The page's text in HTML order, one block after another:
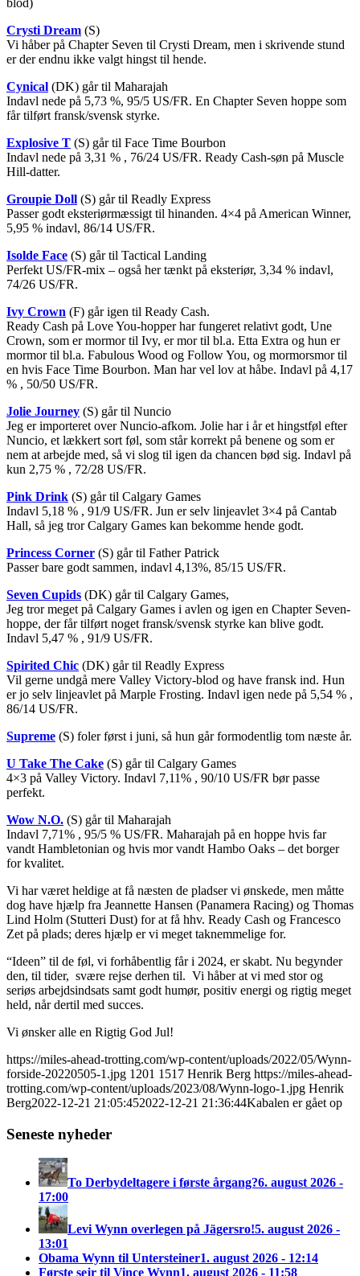
Crysti Dream (S)
Vi håber på Chapter Seven til Crysti Dream, men i skrivende stund
er der endnu ikke valgt hingst til hende.
Cynical (DK) går til Maharajah
Indavl nede på 5,73 %, 95/5 US/FR. En Chapter Seven hoppe som
får tilført fransk/svensk styrke.
Explosive T (S) går til Face Time Bourbon
Indavl nede på 3,31 % , 76/24 US/FR. Ready Cash-søn på Muscle
Hill-datter.
Groupie Doll (S) går til Readly Express
Passer godt eksteriørmæssigt til hinanden. 4×4 på American Winner,
5,95 % indavl, 86/14 US/FR.
Isolde Face (S) går til Tactical Landing
Perfekt US/FR-mix – også her tænkt på eksteriør, 3,34 % indavl,
74/26 US/FR.
Ivy Crown (F) går igen til Ready Cash.
Ready Cash på Love You-hopper har fungeret relativt godt, Une
Crown, som er mormor til Ivy, er mor til bl.a. Etta Extra og hun er
mormor til bl.a. Fabulous Wood og Follow You, og mormorsmor til
en hvis Face Time Bourbon. Man har vel lov at håbe. Indavl på 4,17
% , 50/50 US/FR.
Jolie Journey (S) går til Nuncio
Jeg er importeret over Nuncio-afkom. Jolie har i år et hingstføl efter
Nuncio, et lækkert sort føl, som står korrekt på benene og som er
nem at arbejde med, så vi slog til igen da chancen bød sig. Indavl på
kun 2,75 % , 72/28 US/FR.
Pink Drink (S) går til Calgary Games
Indavl 5,18 % , 91/9 US/FR. Jun er selv linjeavlet 3×4 på Cantab
Hall, så jeg tror Calgary Games kan bekomme hende godt.
Princess Corner (S) går til Father Patrick
Passer bare godt sammen, indavl 4,13%, 85/15 US/FR.
Seven Cupids (DK) går til Calgary Games,
Jeg tror meget på Calgary Games i avlen og igen en Chapter Seven-
hoppe, der får tilført noget fransk/svensk styrke kan blive godt.
Indavl 5,47 % , 91/9 US/FR.
Spirited Chic (DK) går til Readly Express
Vil gerne undgå mere Valley Victory-blod og have fransk ind. Hun
er jo selv linjeavlet på Marple Frosting. Indavl igen nede på 5,54 % ,
86/14 US/FR.
Supreme (S) foler først i juni, så hun går formodentlig tom næste år.
U Take The Cake (S) går til Calgary Games
4×3 på Valley Victory. Indavl 7,11% , 90/10 US/FR bør passe
perfekt.
Wow N.O. (S) går til Maharajah
Indavl 7,71% , 95/5 % US/FR. Maharajah på en hoppe hvis far
vandt Hambletonian og hvis mor vandt Hambo Oaks – det borger
for kvalitet.
Vi har været heldige at få næsten de pladser vi ønskede, men måtte
dog have hjælp fra Jeannette Hansen (Panamera Racing) og Thomas
Lind Holm (Stutteri Dust) for at få hhv. Ready Cash og Francesco
Zet på plads; deres hjælp er vi meget taknemmelige for.
“Ideen” til de føl, vi forhåbentlig får i 2024, er skabt. Nu begynder
den, til tider, svære rejse derhen til. Vi håber at vi med stor og
seriøs arbejdsindsats samt godt humør, positiv energi og rigtig meget
held, når dertil med succes.
Vi ønsker alle en Rigtig God Jul!
https://miles-ahead-trotting.com/wp-content/uploads/2022/05/Wynn-
forside-20220505-1.jpg 1201 1517 Henrik Berg https://miles-ahead-
trotting.com/wp-content/uploads/2023/08/Wynn-logo-1.jpg Henrik
Berg2022-12-21 21:05:452022-12-21 21:36:44Kabalen er gået op
Seneste nyheder
To Derbydeltagere i første årgang?6. august 2026 -
17:00
Levi Wynn overlegen på Jägersro!5. august 2026 -
13:01
Obama Wynn til Untersteiner1. august 2026 - 12:14
Første sejr til Vince Wynn1. august 2026 - 11:58